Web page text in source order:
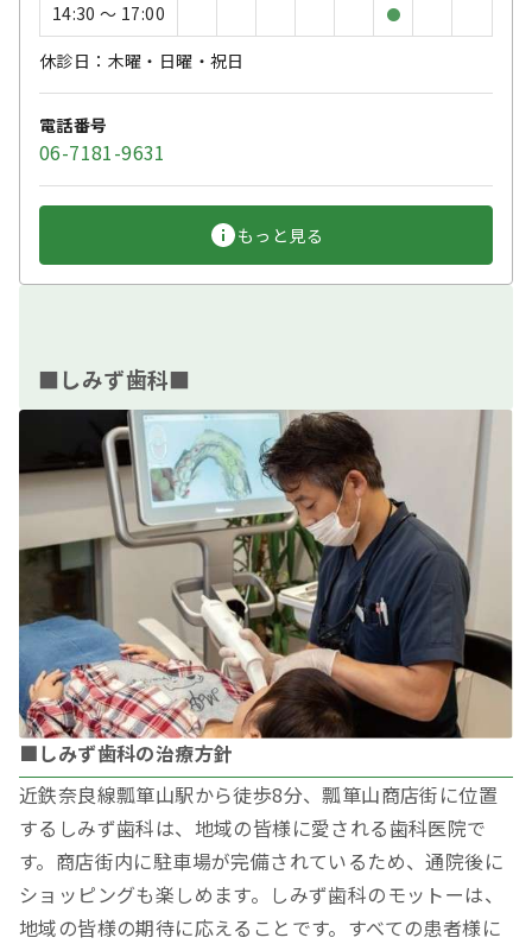
14:30 〜 17:00 ●
休診日：木曜・日曜・祝日
電話番号
06-7181-9631
もっと見る
■しみず歯科■
■しみず歯科の治療方針
近鉄奈良線瓢箪山駅から徒歩8分、瓢箪山商店街に位置
するしみず歯科は、地域の皆様に愛される歯科医院で
す。商店街内に駐車場が完備されているため、通院後に
ショッピングも楽しめます。しみず歯科のモットーは、
地域の皆様の期待に応えることです。すべての患者様に